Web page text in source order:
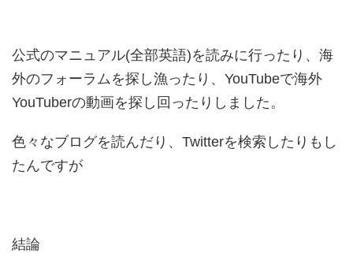
公式のマニュアル(全部英語)を読みに行ったり、海
外のフォーラムを探し漁ったり、YouTubeで海外
YouTuberの動画を探し回ったりしました。
色々なブログを読んだり、Twitterを検索したりもし
たんですが
結論